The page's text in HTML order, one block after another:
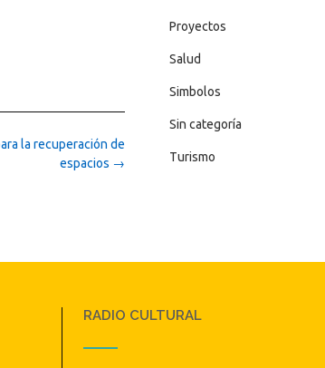
la recuperación de
espacios →
Proyectos
Salud
Simbolos
Sin categoría
Turismo
RADIO CULTURAL